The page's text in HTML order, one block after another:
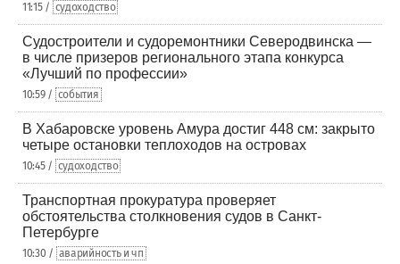
11:15 / судоходство
Судостроители и судоремонтники Северодвинска —
в числе призеров регионального этапа конкурса
«Лучший по профессии»
10:59 / события
В Хабаровске уровень Амура достиг 448 см: закрыто
четыре остановки теплоходов на островах
10:45 / судоходство
Транспортная прокуратура проверяет
обстоятельства столкновения судов в Санкт-
Петербурге
10:30 / аварийность и чп